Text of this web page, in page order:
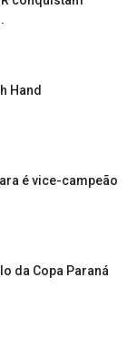
Hand
é vice-campeão
da Copa Paraná